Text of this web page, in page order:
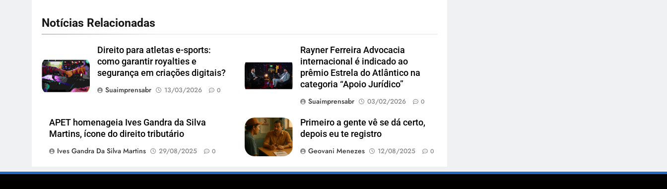
Notícias Relacionadas
Direito para atletas e-sports:
como garantir royalties e
segurança em criações digitais?
Suaimprensabr
13/03/2026 0
Rayner Ferreira Advocacia
internacional é indicado ao
prêmio Estrela do Atlântico na
categoria “Apoio Jurídico”
Suaimprensabr
03/02/2026 0
APET homenageia Ives Gandra da Silva
Martins, ícone do direito tributário
Ives Gandra Da Silva Martins
29/08/2025 0
Primeiro a gente vê se dá certo,
depois eu te registro
Geovani Menezes
12/08/2025 0